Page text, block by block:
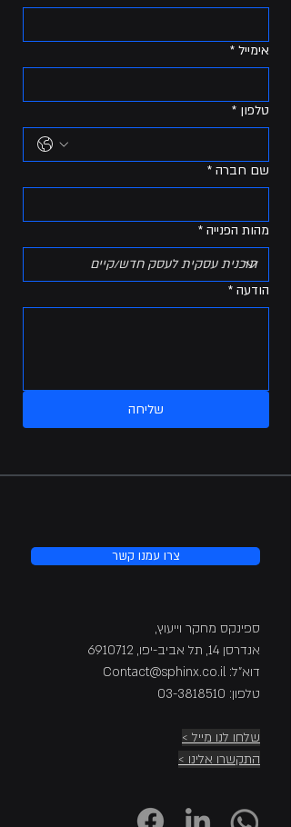
אימייל *
טלפון *
שם חברה *
מהות הפנייה *
הודעה *
שליחה
צרו עמנו קשר
ספינקס מחקר וייעוץ,
אנדרסן 14, תל אביב-יפו,
6910712
דוא"ל: Contact@sphinx.co.il
טלפון: 03-3818510
שלחו לנו מייל >
התקשרו אלינו >